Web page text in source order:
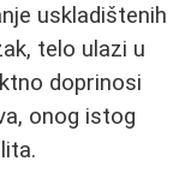
uskladištenih
telo ulazi u
doprinosi
onog istog